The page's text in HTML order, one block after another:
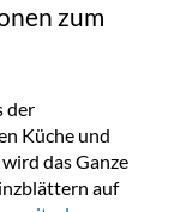
zum
der
Küche und
das Ganze
auf